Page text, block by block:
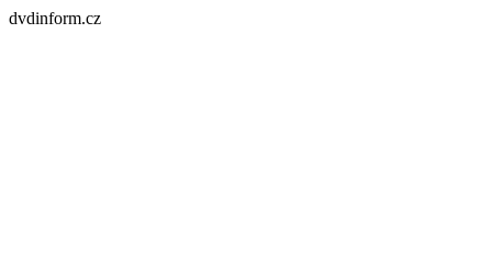
dvdinform.cz